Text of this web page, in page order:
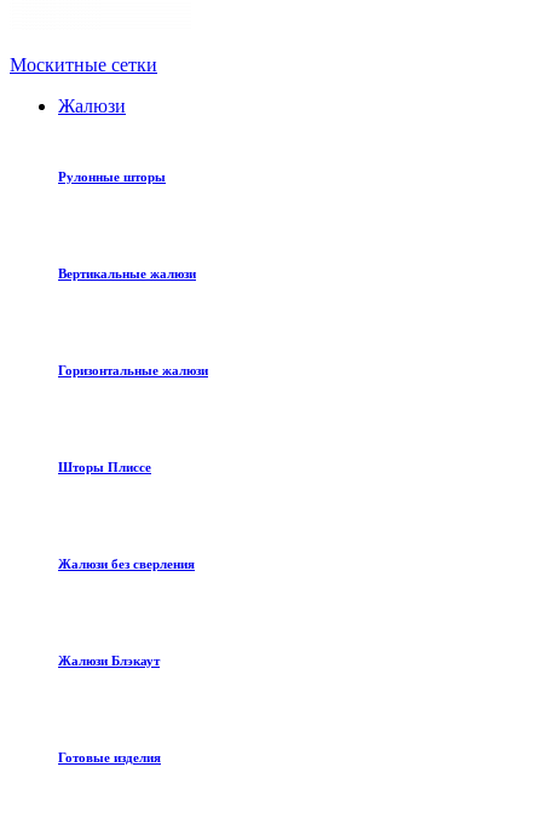
Москитные сетки
Жалюзи
Рулонные шторы
Вертикальные жалюзи
Горизонтальные жалюзи
Шторы Плиссе
Жалюзи без сверления
Жалюзи Блэкаут
Готовые изделия